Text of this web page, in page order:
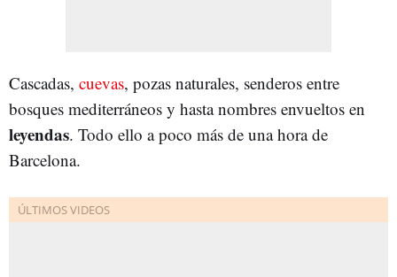
Cascadas, cuevas, pozas naturales, senderos entre
bosques mediterráneos y hasta nombres envueltos en
leyendas. Todo ello a poco más de una hora de
Barcelona.